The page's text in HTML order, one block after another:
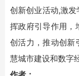
创新创业活动,激
挥政府引导作用，
创活力，推动创新
慧城市建设和数字